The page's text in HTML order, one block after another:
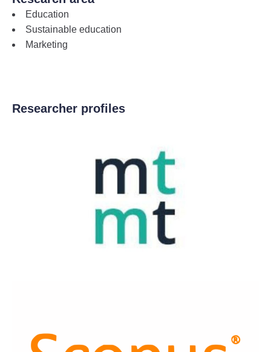
Education
Sustainable education
Marketing
Researcher profiles